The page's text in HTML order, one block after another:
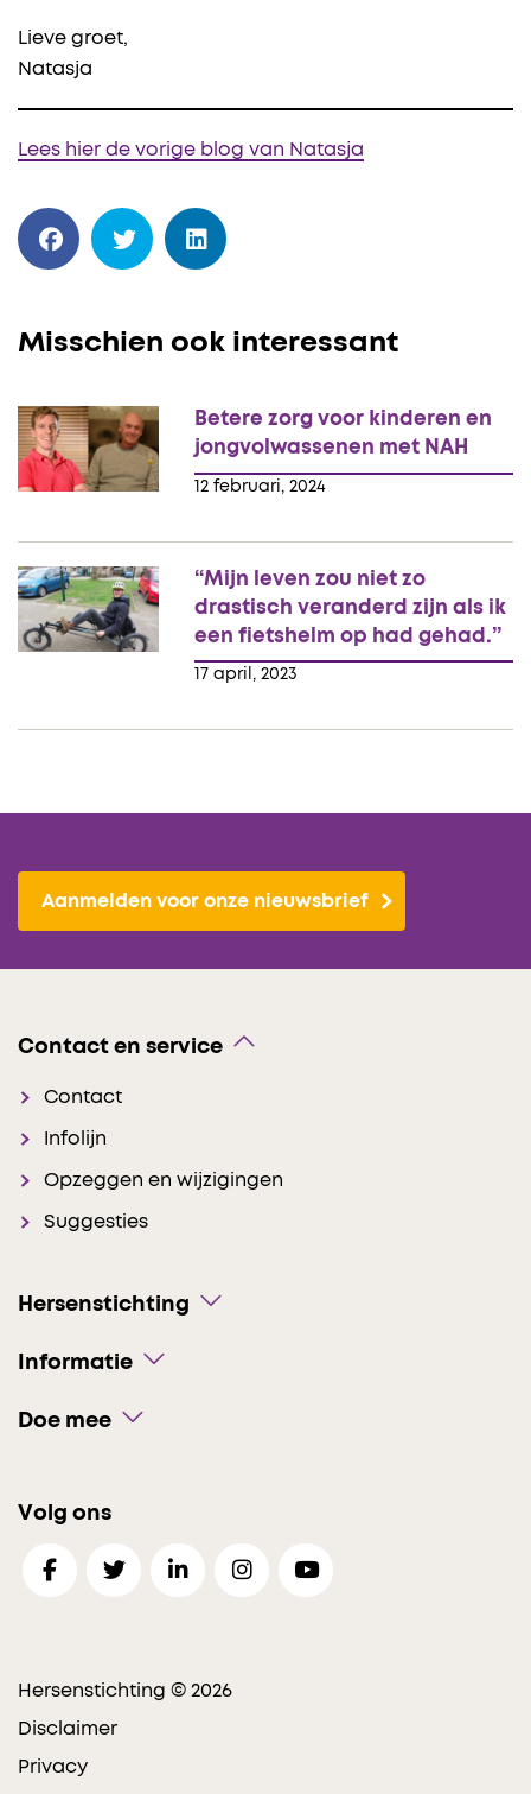
Lieve groet,
Natasja
Lees hier de vorige blog van Natasja
Misschien ook interessant
12 februari, 2024
Betere zorg voor kinderen en
jongvolwassenen met NAH
17 april, 2023
“Mijn leven zou niet zo
drastisch veranderd zijn als ik
een fietshelm op had gehad.”
Aanmelden voor onze nieuwsbrief
Contact en service
Contact
Infolijn
Opzeggen en wijzigingen
Suggesties
Hersenstichting
Informatie
Doe mee
Volg ons
Hersenstichting © 2026
Disclaimer
Privacy